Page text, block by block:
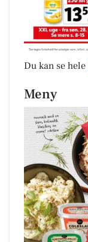
Du kan se hele
Meny